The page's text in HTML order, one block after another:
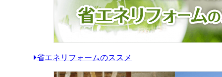
省エネリフォームのススメ